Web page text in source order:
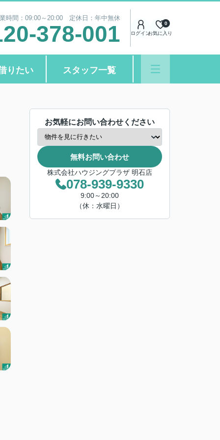
時間：09:00～20:00 定休日：年中無休
378-001 ログインお気に入り
0
りたい スタッフ一覧
お気軽にお問い合わせください
無料お問い合わせ
株式会社ハウジングプラザ 明石店
078-939-9330
9:00～20:00
（休：水曜日）